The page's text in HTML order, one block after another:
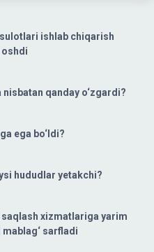
ishlab chiqarish
oshdi
qanday o‘zgardi?
ega bo‘ldi?
hududlar yetakchi?
xizmatlariga yarim
sarfladi